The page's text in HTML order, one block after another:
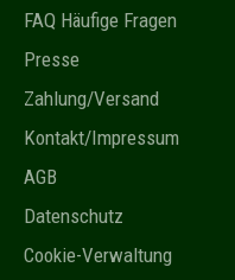
FAQ Häufige Fragen
Presse
Zahlung/Versand
Kontakt/Impressum
AGB
Datenschutz
Cookie-Verwaltung